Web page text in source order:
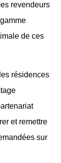
revendeurs
de ces
résidences
et remettre
sur